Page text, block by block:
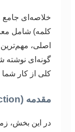
کلمه) شامل
اصلی، مهم‌ترین
گونه‌ای نوشته
کلی از کار
مقدمه (Introduction)
در این بخش،